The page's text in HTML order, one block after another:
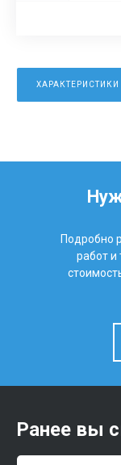
ХАРАКТЕРИСТИКИ
Подробно
работ и
Ранее вы